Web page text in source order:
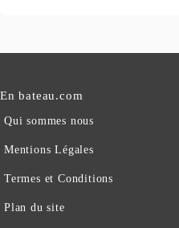
En bateau.com
Qui sommes nous
Mentions Légales
Termes et Conditions
Plan du site